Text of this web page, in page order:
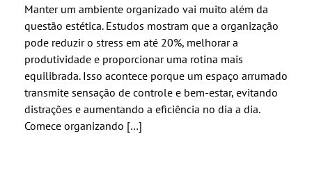
Manter um ambiente organizado vai muito além da
questão estética. Estudos mostram que a organização
pode reduzir o stress em até 20%, melhorar a
produtividade e proporcionar uma rotina mais
equilibrada. Isso acontece porque um espaço arrumado
transmite sensação de controle e bem-estar, evitando
distrações e aumentando a eficiência no dia a dia.
Comece organizando […]